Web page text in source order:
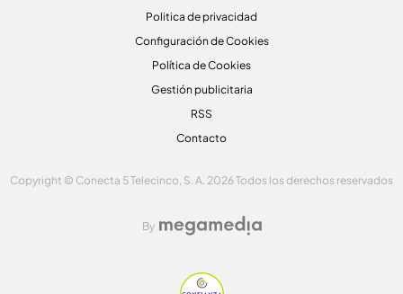
Politica de privacidad
Configuración de Cookies
Política de Cookies
Gestión publicitaria
RSS
Contacto
Copyright © Conecta 5 Telecinco, S. A. 2026 Todos los derechos reservados
By